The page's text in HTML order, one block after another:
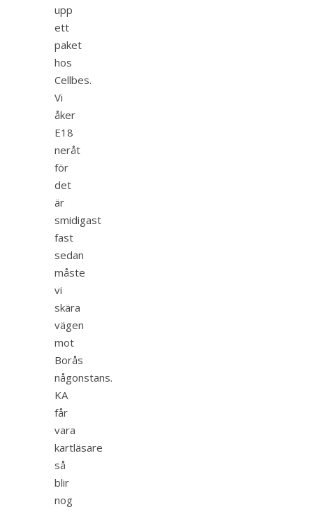
upp
ett
paket
hos
Cellbes.
Vi
åker
E18
neråt
för
det
är
smidigast
fast
sedan
måste
vi
skära
vägen
mot
Borås
någonstans.
KA
får
vara
kartläsare
så
blir
nog